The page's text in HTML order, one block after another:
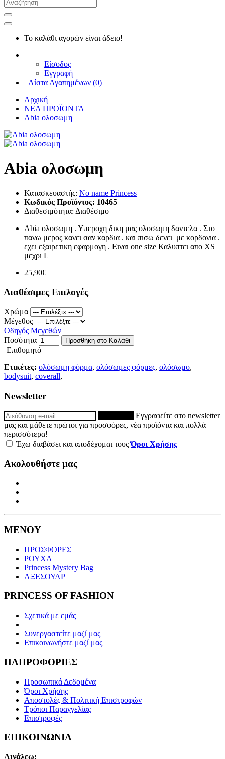
Το καλάθι αγορών είναι άδειο!
Είσοδος
Εγγραφή
Λίστα Αγαπημένων (0)
Αρχική
ΝΕΑ ΠΡΟΪΟΝΤΑ
Abia ολοσωμη
Abia ολοσωμη
Κατασκευαστής: No name Princess
Κωδικός Προϊόντος: 10465
Διαθεσιμότητα: Διαθέσιμο
Abia ολοσωμη . Υπεροχη δικη μας ολοσωμη δαντελα . Στο
πανω μερος κανει σαν καρδια . και πισω δενει με κορδονια .
εχει εξαιρετικη εφαρμογη . Ειναι one size Καλυπτει απο XS
μεχρι L
25,90€
Διαθέσιμες Επιλογές
Χρώμα
Μέγεθος
Οδηγός Μεγεθών
Ποσότητα
Προσθήκη στο Καλάθι
Επιθυμητό
Ετικέτες: ολόσωμη φόρμα, ολόσωμες φόρμες, ολόσωμο,
bodysuit, coverall,
Newsletter
Εγγραφείτε στο newsletter
μας και μάθετε πρώτοι για προσφόρες, νέα προϊόντα και πολλά
περισσότερα!
Έχω διαβάσει και αποδέχομαι τουςΌροι Χρήσης
Ακολουθήστε μας
ΜΕΝΟΥ
ΠΡΟΣΦΟΡΕΣ
ΡΟΥΧΑ
Princess Mystery Bag
ΑΞΕΣΟΥΑΡ
PRINCESS OF FASHION
Σχετικά με εμάς
Συνεργαστείτε μαζί μας
Επικοινωνήστε μαζί μας
ΠΛΗΡΟΦΟΡΙΕΣ
Προσωπικά Δεδομένα
Όροι Χρήσης
Αποστολές & Πολιτική Επιστροφών
Τρόποι Παραγγελίας
Επιστροφές
ΕΠΙΚΟΙΝΩΝΙΑ
Αιγάλεω: